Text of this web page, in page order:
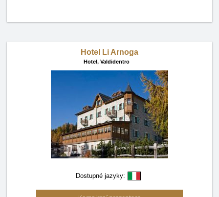
Hotel Li Arnoga
Hotel, Valdidentro
Dostupné jazyky: